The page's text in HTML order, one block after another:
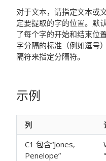
对于文本，请指定文本或
定要提取的字的位置。默
了每个字的开始和结束位
字分隔的标准（例如逗号
隔符来指定分隔符。
示例
列
C1 包含“Jones,
Penelope”